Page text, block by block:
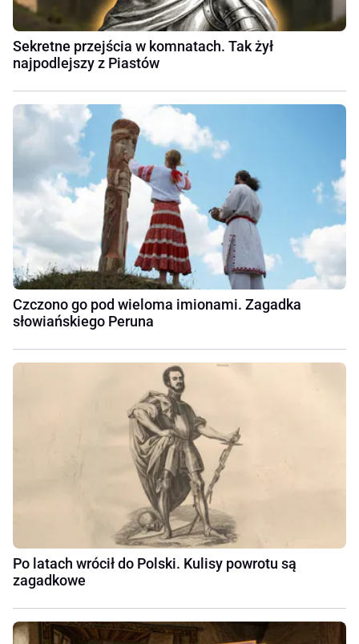
Sekretne przejścia w komnatach. Tak żył
najpodlejszy z Piastów
Czczono go pod wieloma imionami. Zagadka
słowiańskiego Peruna
Po latach wrócił do Polski. Kulisy powrotu są
zagadkowe